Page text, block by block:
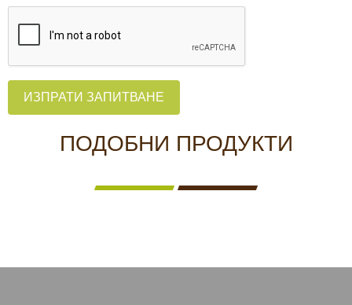
ИЗПРАТИ ЗАПИТВАНЕ
ПОДОБНИ ПРОДУКТИ